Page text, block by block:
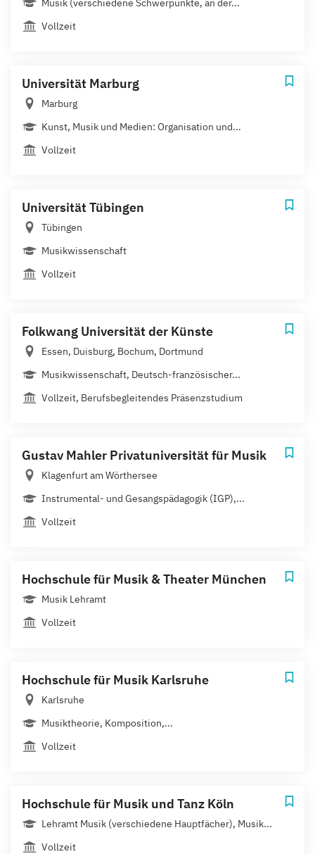
Musik (verschiedene Schwerpunkte, an der...
Vollzeit
Universität Marburg
Marburg
Kunst, Musik und Medien: Organisation und...
Vollzeit
Universität Tübingen
Tübingen
Musikwissenschaft
Vollzeit
Folkwang Universität der Künste
Essen, Duisburg, Bochum, Dortmund
Musikwissenschaft, Deutsch-französischer...
Vollzeit, Berufsbegleitendes Präsenzstudium
Gustav Mahler Privatuniversität für Musik
Klagenfurt am Wörthersee
Instrumental- und Gesangspädagogik (IGP),...
Vollzeit
Hochschule für Musik & Theater München
Musik Lehramt
Vollzeit
Hochschule für Musik Karlsruhe
Karlsruhe
Musiktheorie, Komposition,...
Vollzeit
Hochschule für Musik und Tanz Köln
Lehramt Musik (verschiedene Hauptfächer), Musik...
Vollzeit